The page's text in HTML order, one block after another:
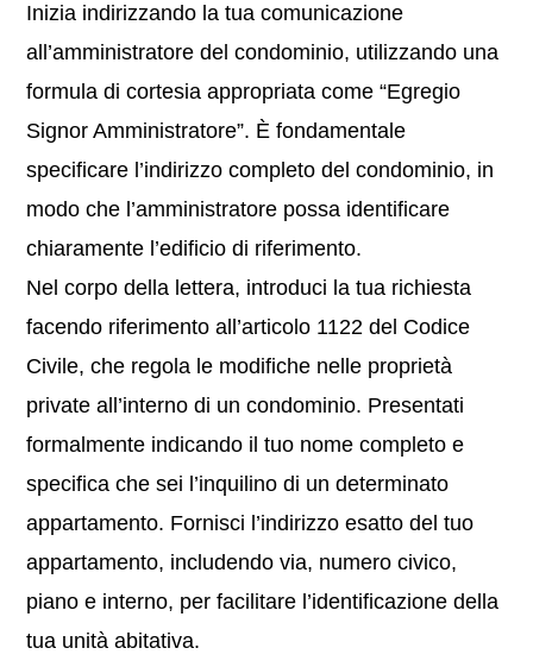
Inizia indirizzando la tua comunicazione
all’amministratore del condominio, utilizzando una
formula di cortesia appropriata come “Egregio
Signor Amministratore”. È fondamentale
specificare l’indirizzo completo del condominio, in
modo che l’amministratore possa identificare
chiaramente l’edificio di riferimento.
Nel corpo della lettera, introduci la tua richiesta
facendo riferimento all’articolo 1122 del Codice
Civile, che regola le modifiche nelle proprietà
private all’interno di un condominio. Presentati
formalmente indicando il tuo nome completo e
specifica che sei l’inquilino di un determinato
appartamento. Fornisci l’indirizzo esatto del tuo
appartamento, includendo via, numero civico,
piano e interno, per facilitare l’identificazione della
tua unità abitativa.